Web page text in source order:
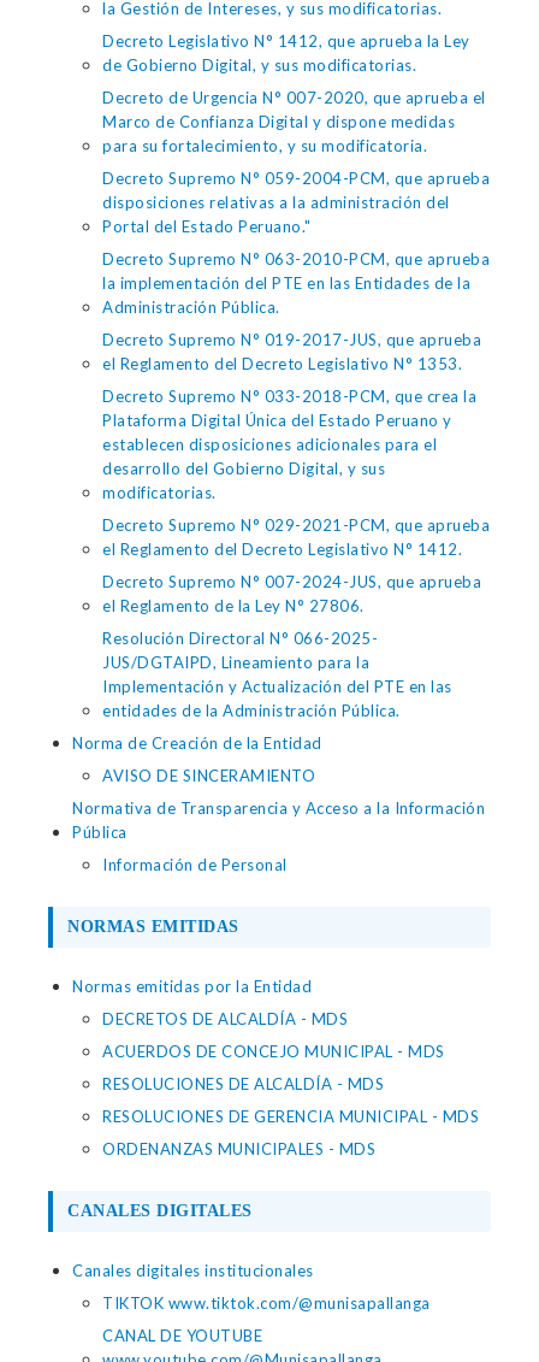
la Gestión de Intereses, y sus modificatorias.
Decreto Legislativo N° 1412, que aprueba la Ley
de Gobierno Digital, y sus modificatorias.
Decreto de Urgencia N° 007-2020, que aprueba el
Marco de Confianza Digital y dispone medidas
para su fortalecimiento, y su modificatoria.
Decreto Supremo N° 059-2004-PCM, que aprueba
disposiciones relativas a la administración del
Portal del Estado Peruano."
Decreto Supremo N° 063-2010-PCM, que aprueba
la implementación del PTE en las Entidades de la
Administración Pública.
Decreto Supremo N° 019-2017-JUS, que aprueba
el Reglamento del Decreto Legislativo N° 1353.
Decreto Supremo N° 033-2018-PCM, que crea la
Plataforma Digital Única del Estado Peruano y
establecen disposiciones adicionales para el
desarrollo del Gobierno Digital, y sus
modificatorias.
Decreto Supremo N° 029-2021-PCM, que aprueba
el Reglamento del Decreto Legislativo N° 1412.
Decreto Supremo N° 007-2024-JUS, que aprueba
el Reglamento de la Ley N° 27806.
Resolución Directoral N° 066-2025-
JUS/DGTAIPD, Lineamiento para la
Implementación y Actualización del PTE en las
entidades de la Administración Pública.
Norma de Creación de la Entidad
AVISO DE SINCERAMIENTO
Normativa de Transparencia y Acceso a la Información
Pública
Información de Personal
NORMAS EMITIDAS
Normas emitidas por la Entidad
DECRETOS DE ALCALDÍA - MDS
ACUERDOS DE CONCEJO MUNICIPAL - MDS
RESOLUCIONES DE ALCALDÍA - MDS
RESOLUCIONES DE GERENCIA MUNICIPAL - MDS
ORDENANZAS MUNICIPALES - MDS
CANALES DIGITALES
Canales digitales institucionales
TIKTOK www.tiktok.com/@munisapallanga
CANAL DE YOUTUBE